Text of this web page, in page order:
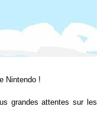
Nintendo !
grandes attentes sur les